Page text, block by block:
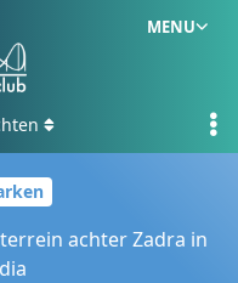
MENU
achter Zadra in